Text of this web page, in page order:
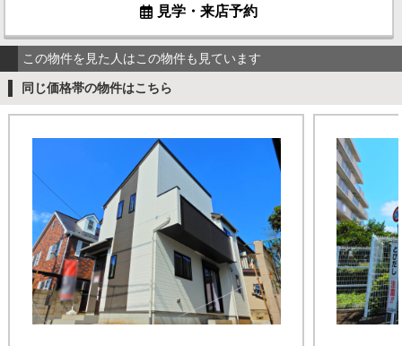
見学・来店予約
この物件を見た人はこの物件も見ています
同じ価格帯の物件はこちら